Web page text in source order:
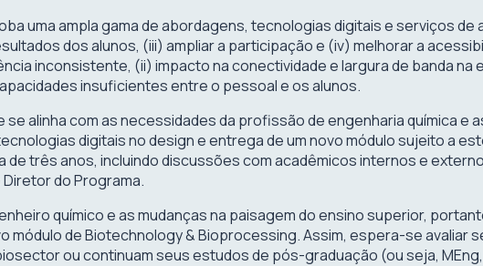
uma ampla gama de abordagens, tecnologias digitais e serviços de
dos alunos, (iii) ampliar a participação e (iv) melhorar a
inconsistente, (ii) impacto na conectividade e largura de banda na
insuficientes entre o pessoal e os alunos.
alinha com as necessidades da profissão de engenharia química e
digitais no design e entrega de um novo módulo sujeito a
três anos, incluindo discussões com acadêmicos internos e
do Programa.
químico e as mudanças na paisagem do ensino superior,
de Biotechnology & Bioprocessing. Assim, espera-se avaliar
ou continuam seus estudos de pós-graduação (ou seja,